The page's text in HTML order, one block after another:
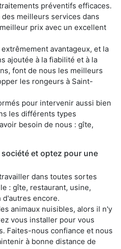
préventifs efficaces.
meilleurs services dans
prix avec un excellent
avantageux, et la
ajoutée à la fiabilité et à la
font de nous les meilleurs
les rongeurs à Saint-
pour intervenir aussi bien
les différents types
besoin de nous : gîte,
et optez pour une
dans toutes sortes
: gîte, restaurant, usine,
encore.
animaux nuisibles, alors il n'y
vous installer pour vous
Faites-nous confiance et nous
à bonne distance de